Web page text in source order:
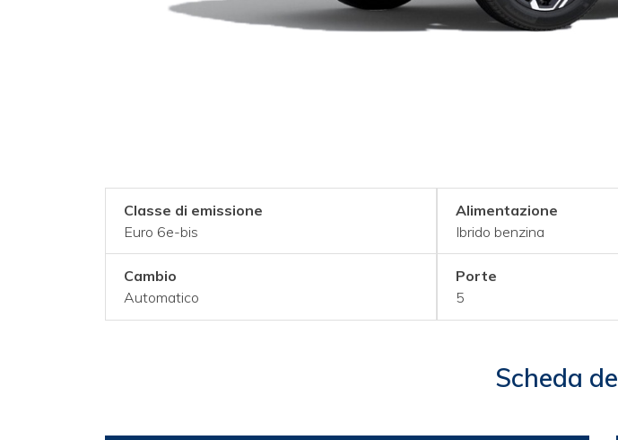
Classe di emissione
Euro 6e-bis
Alimentazione
Ibrido benzina
Cambio
Automatico
Porte
5
Scheda